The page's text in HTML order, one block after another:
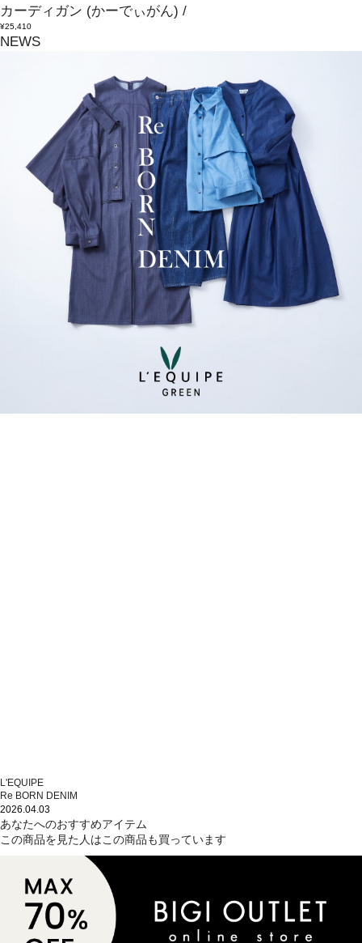
カーディガン (かーでぃがん) /
¥25,410
NEWS
L'EQUIPE
Re BORN DENIM
2026.04.03
あなたへのおすすめアイテム
この商品を見た人はこの商品も買っています